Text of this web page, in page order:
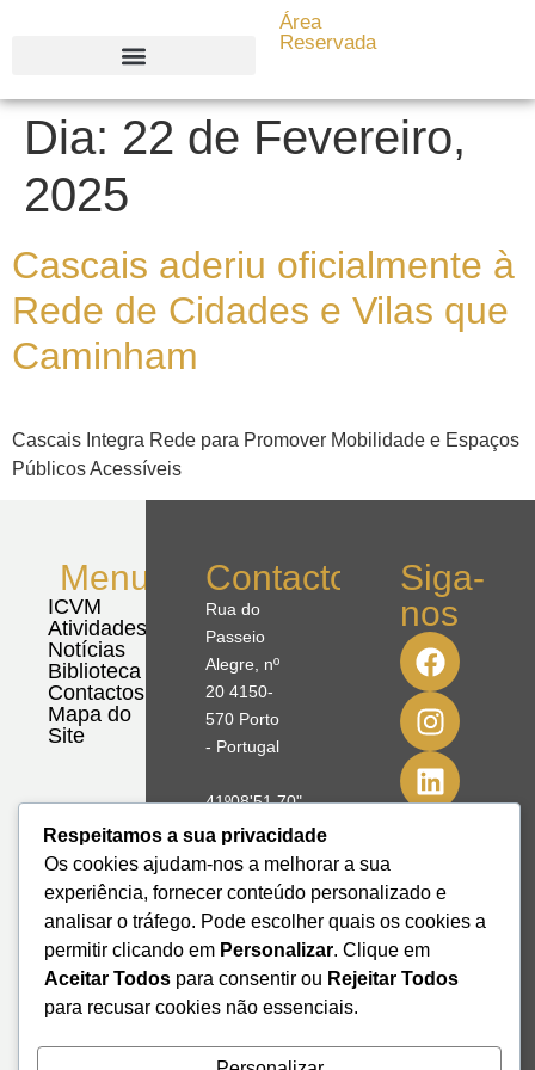
Área
Reservada
Dia: 22 de Fevereiro,
2025
Cascais aderiu oficialmente à
Rede de Cidades e Vilas que
Caminham
Cascais Integra Rede para Promover Mobilidade e Espaços
Públicos Acessíveis
Menu
ICVM
Atividades
Notícias
Biblioteca
Contactos
Mapa do
Site
Contactos
Rua do
Passeio
Alegre, nº
20 4150-
570 Porto
- Portugal
41º08'51,70"
N
8º39'41,76"
W
+351 228
geral@institutodemobilidade.org
Subscreva
Siga-
nos
Respeitamos a sua privacidade
Os cookies ajudam-nos a melhorar a sua
experiência, fornecer conteúdo personalizado e
analisar o tráfego. Pode escolher quais os cookies a
permitir clicando em Personalizar. Clique em
Aceitar Todos para consentir ou Rejeitar Todos
para recusar cookies não essenciais.